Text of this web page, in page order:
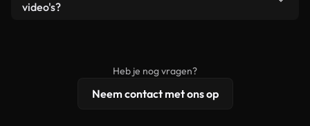
remixen. Zorg er wel voor dat het eindproduct
video's?
licentiebescherming omvat.
Heb je nog vragen?
Neem contact met ons op